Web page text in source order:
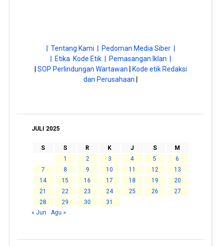
| Tentang Kami |
Pedoman Media Siber |
| Etika Kode Etik |
Pemasangan Iklan |
SOP Perlindungan Wartawan
Kode etik Redaksi
dan Perusahaan
JULI 2025
S S R K J S
M
1
2 3 4 5
6
7
8 9 10 11 12
13
14
15 16 17 18 19
20
21
22 23 24 25 26
27
28
29 30
31
« Jun
Agu »